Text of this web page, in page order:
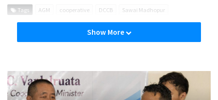
Tags AGM cooperative DCCB Sawai Madhopur
Show More